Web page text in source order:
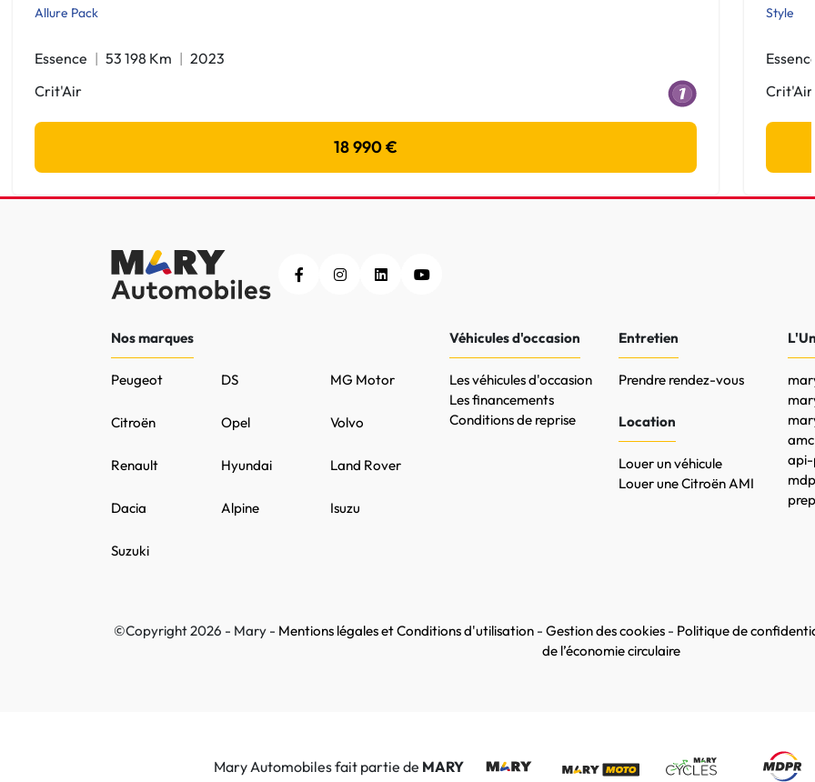
Allure Pack
Essence 53 198 Km
2023
Crit'Air
18 990 €
Style
Essence
Crit'Air
Nos marques
Peugeot DS MG Motor
Citroën Opel Volvo
Renault Hyundai Land Rover
Dacia Alpine Isuzu
Suzuki
Véhicules d'occasion
Les véhicules d'occasion
Les financements
Conditions de reprise
Entretien
Prendre rendez-vous
Location
Louer un véhicule
Louer une Citroën AMI
api-
©Copyright 2026 - Mary - Mentions légales et Conditions d'utilisation - Gestion des cookies - Politique de
de l’économie circulaire
Mary Automobiles fait partie de MARY